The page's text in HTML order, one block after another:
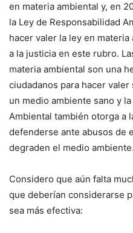
en materia ambiental y, en
la Ley de Responsabilidad
hacer valer la ley en
a la justicia en este rubro.
materia ambiental son una
ciudadanos para hacer
un medio ambiente sano y
Ambiental también otorga a
defenderse ante abusos de
degraden el medio ambiente.
Considero que aún falta
que deberían considerarse
sea más efectiva: